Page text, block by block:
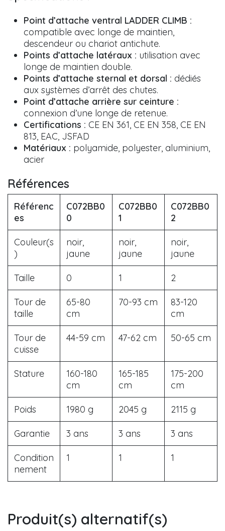
Point d’attache ventral LADDER CLIMB :
compatible avec longe de maintien,
descendeur ou chariot antichute.
Points d’attache latéraux : utilisation avec
longe de maintien double.
Points d’attache sternal et dorsal : dédiés
aux systèmes d’arrêt des chutes.
Point d’attache arrière sur ceinture :
connexion d’une longe de retenue.
Certifications : CE EN 361, CE EN 358, CE EN
813, EAC, JSFAD
Matériaux : polyamide, polyester, aluminium,
acier
Références
Référenc
es
C072BB0
0
C072BB0
1
C072BB0
2
Couleur(s
)
noir,
jaune
noir,
jaune
noir,
jaune
Taille 0 1 2
Tour de
taille
65-80
cm
70-93 cm
83-120
cm
Tour de
cuisse
44-59 cm 47-62 cm 50-65 cm
Stature
160-180
cm
165-185
cm
175-200
cm
Poids 1980 g 2045 g 2115 g
Garantie 3 ans 3 ans 3 ans
Condition
nement
1 1 1
Produit(s) alternatif(s)